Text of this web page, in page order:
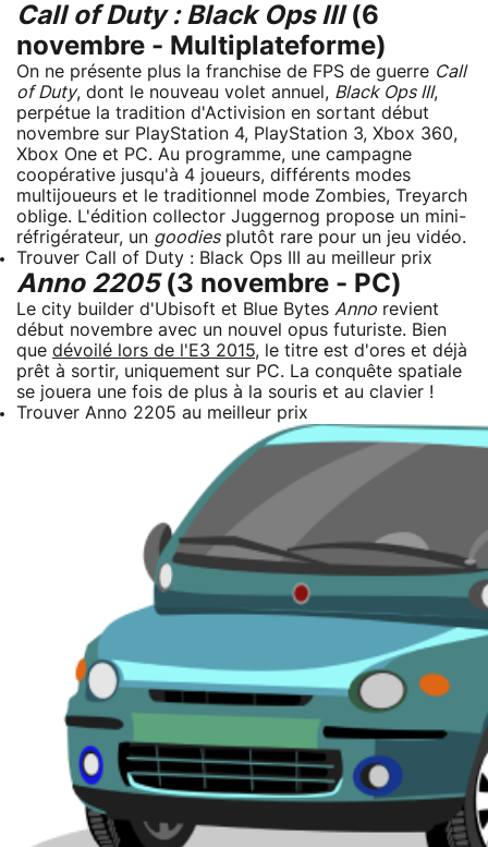
Call of Duty : Black Ops III(6
novembre - Multiplateforme)
On ne présente plus la franchise de FPS de guerre Call
of Duty, dont le nouveau volet annuel, Black Ops III,
perpétue la tradition d'Activision en sortant début
novembre sur PlayStation 4, PlayStation 3, Xbox 360,
Xbox One et PC. Au programme, une campagne
coopérative jusqu'à 4 joueurs, différents modes
multijoueurs et le traditionnel mode Zombies, Treyarch
oblige. L'édition collector Juggernog propose un mini-
réfrigérateur, un goodiesplutôt rare pour un jeu vidéo.
Trouver Call of Duty : Black Ops III au meilleur prix
Anno 2205(3 novembre - PC)
Le city builder d'Ubisoft et Blue Bytes Anno revient
début novembre avec un nouvel opus futuriste. Bien
que dévoilé lors de l'E3 2015, le titre est d'ores et déjà
prêt à sortir, uniquement sur PC. La conquête spatiale
se jouera une fois de plus à la souris et au clavier !
Trouver Anno 2205 au meilleur prix